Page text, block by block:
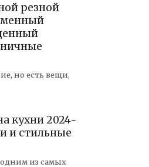
резной
но есть вещи,
кухни 2024-
и стильные
из самых